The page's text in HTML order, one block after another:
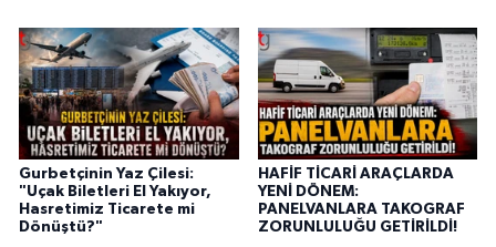
Gurbetçinin Yaz Çilesi:
"Uçak Biletleri El Yakıyor,
Hasretimiz Ticarete mi
Dönüştü?"
HAFİF TİCARİ ARAÇLARDA
YENİ DÖNEM:
PANELVANLARA TAKOGRAF
ZORUNLULUĞU GETİRİLDİ!